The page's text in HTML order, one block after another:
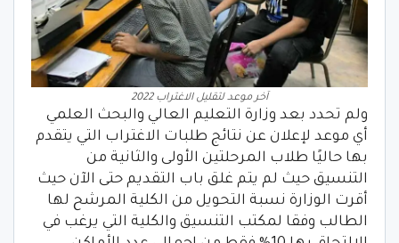
آخر موعد لتقليل الاغتراب 2022
ولم تحدد بعد وزارة التعليم العالي والبحث العلمي
أي موعد لإعلان عن نتائج طلبات الاغتراب التي يتقدم
بها حاليًا طلاب المرحلتين الأولى والثانية من
التنسيق حيث لم يتم غلق باب التقديم حتى الآن حيث
أقرت الوزارة نسبة التحويل من الكلية المرشح لها
الطالب وفقا لمكتب التنسيق والكلية التي يرغب في